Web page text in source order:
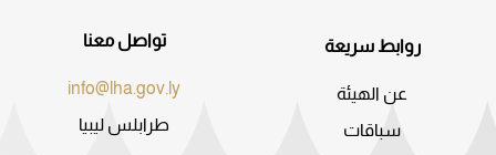
روابط سريعة
عن الهيئة
سباقات
تواصل معنا
info@lha.gov.ly
طرابلس ليبيا